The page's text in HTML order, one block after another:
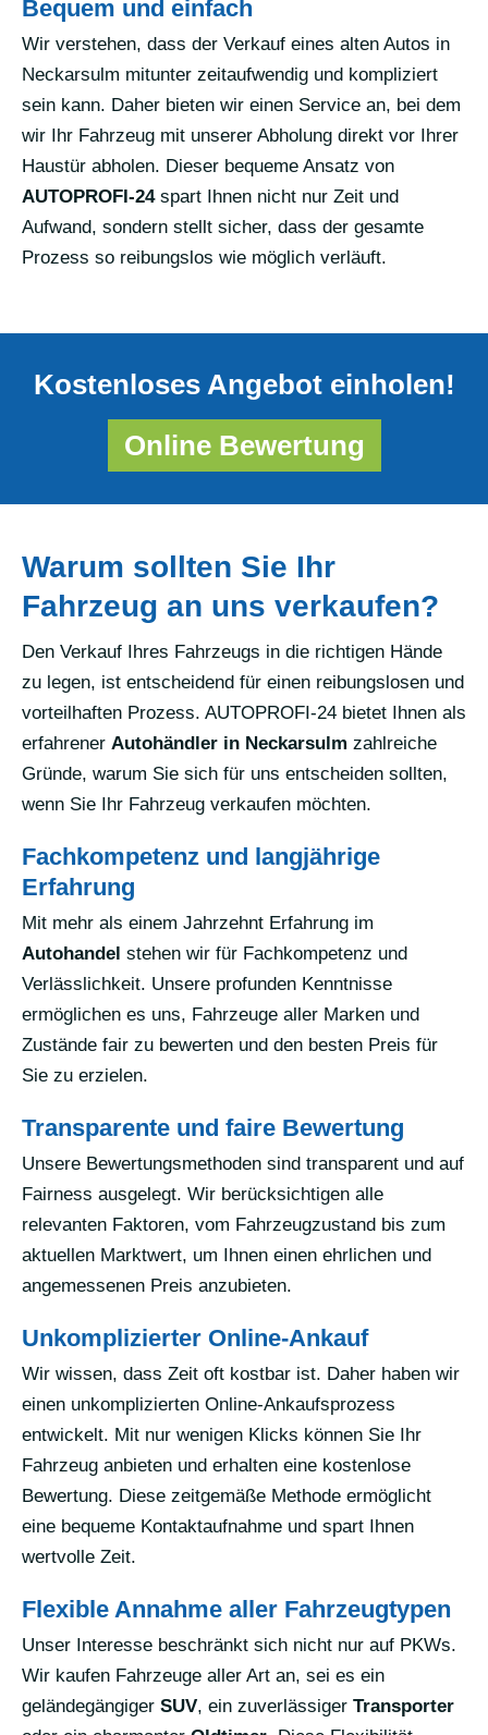
Bequem und einfach
Wir verstehen, dass der Verkauf eines alten Autos in
Neckarsulm mitunter zeitaufwendig und kompliziert
sein kann. Daher bieten wir einen Service an, bei dem
wir Ihr Fahrzeug mit unserer Abholung direkt vor Ihrer
Haustür abholen. Dieser bequeme Ansatz von
AUTOPROFI-24spart Ihnen nicht nur Zeit und
Aufwand, sondern stellt sicher, dass der gesamte
Prozess so reibungslos wie möglich verläuft.
Kostenloses Angebot einholen!
Online Bewertung
Warum sollten Sie Ihr
Fahrzeug an uns verkaufen?
Den Verkauf Ihres Fahrzeugs in die richtigen Hände
zu legen, ist entscheidend für einen reibungslosen und
vorteilhaften Prozess. AUTOPROFI-24 bietet Ihnen als
erfahrener Autohändler in Neckarsulm zahlreiche
Gründe, warum Sie sich für uns entscheiden sollten,
wenn Sie Ihr Fahrzeug verkaufen möchten.
Fachkompetenz und langjährige
Erfahrung
Mit mehr als einem Jahrzehnt Erfahrung im
Autohandel stehen wir für Fachkompetenz und
Verlässlichkeit. Unsere profunden Kenntnisse
ermöglichen es uns, Fahrzeuge aller Marken und
Zustände fair zu bewerten und den besten Preis für
Sie zu erzielen.
Transparente und faire Bewertung
Unsere Bewertungsmethoden sind transparent und auf
Fairness ausgelegt. Wir berücksichtigen alle
relevanten Faktoren, vom Fahrzeugzustand bis zum
aktuellen Marktwert, um Ihnen einen ehrlichen und
angemessenen Preis anzubieten.
Unkomplizierter Online-Ankauf
Wir wissen, dass Zeit oft kostbar ist. Daher haben wir
einen unkomplizierten Online-Ankaufsprozess
entwickelt. Mit nur wenigen Klicks können Sie Ihr
Fahrzeug anbieten und erhalten eine kostenlose
Bewertung. Diese zeitgemäße Methode ermöglicht
eine bequeme Kontaktaufnahme und spart Ihnen
wertvolle Zeit.
Flexible Annahme aller Fahrzeugtypen
Unser Interesse beschränkt sich nicht nur auf PKWs.
Wir kaufen Fahrzeuge aller Art an, sei es ein
geländegängiger SUV, ein zuverlässiger Transporter